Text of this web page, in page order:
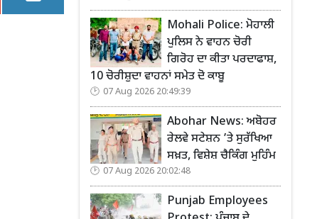
Mohali Police: ਮੋਹਾਲੀ
ਪੁਲਿਸ ਨੇ ਵਾਹਨ ਚੋਰੀ
ਗਿਰੋਹ ਦਾ ਕੀਤਾ ਪਰਦਾਫਾਸ਼,
10 ਚੋਰੀਸ਼ੁਦਾ ਵਾਹਨਾਂ ਸਮੇਤ ਦੋ ਕਾਬੂ
07 Aug 2026 20:49:39
Abohar News: ਅਬੋਹਰ
ਰੇਲਵੇ ਸਟੇਸ਼ਨ ’ਤੇ ਸੁਰੱਖਿਆ
ਸਖ਼ਤ, ਵਿਸ਼ੇਸ਼ ਚੈਕਿੰਗ ਮੁਹਿੰਮ
07 Aug 2026 20:02:48
Punjab Employees